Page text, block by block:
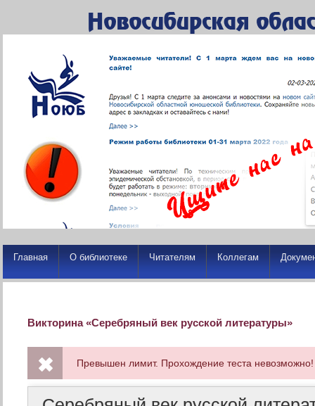
Главная О библиотеке Читателям Коллегам
Викторина «Серебряный век русской литературы»